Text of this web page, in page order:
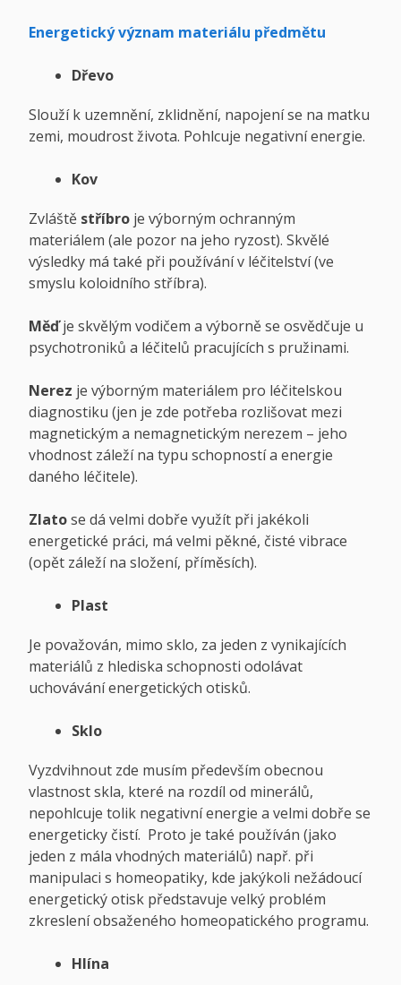
Energetický význam materiálu předmětu
Dřevo
Slouží k uzemnění, zklidnění, napojení se na matku
zemi, moudrost života. Pohlcuje negativní energie.
Kov
Zvláště stříbro je výborným ochranným
materiálem (ale pozor na jeho ryzost). Skvělé
výsledky má také při používání v léčitelství (ve
smyslu koloidního stříbra).
Měďje skvělým vodičem a výborně se osvědčuje u
psychotroniků a léčitelů pracujících s pružinami.
Nerez je výborným materiálem pro léčitelskou
diagnostiku (jen je zde potřeba rozlišovat mezi
magnetickým a nemagnetickým nerezem – jeho
vhodnost záleží na typu schopností a energie
daného léčitele).
Zlatose dá velmi dobře využít při jakékoli
energetické práci, má velmi pěkné, čisté vibrace
(opět záleží na složení, příměsích).
Plast
Je považován, mimo sklo, za jeden z vynikajících
materiálů z hlediska schopnosti odolávat
uchovávání energetických otisků.
Sklo
Vyzdvihnout zde musím především obecnou
vlastnost skla, které na rozdíl od minerálů,
nepohlcuje tolik negativní energie a velmi dobře se
energeticky čistí. Proto je také používán (jako
jeden z mála vhodných materiálů) např. při
manipulaci s homeopatiky, kde jakýkoli nežádoucí
energetický otisk představuje velký problém
zkreslení obsaženého homeopatického programu.
Hlína